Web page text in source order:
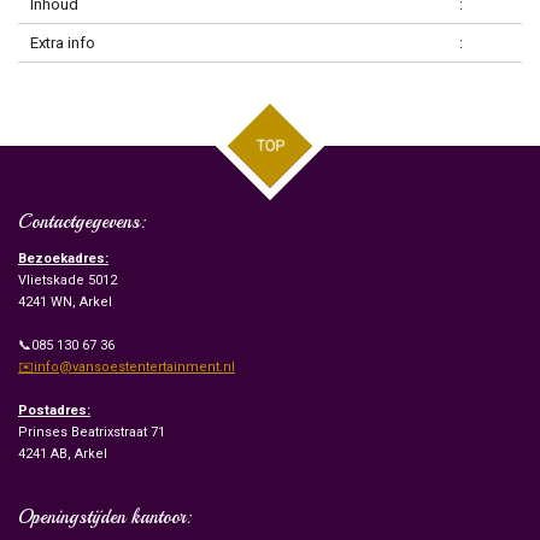
Inhoud :
Extra info :
TOP
Contactgegevens:
Bezoekadres:
Vlietskade 5012
4241 WN, Arkel
📞085 130 67 36
✉️info@vansoestentertainment.nl
Postadres:
Prinses Beatrixstraat 71
4241 AB, Arkel
Openingstijden kantoor: